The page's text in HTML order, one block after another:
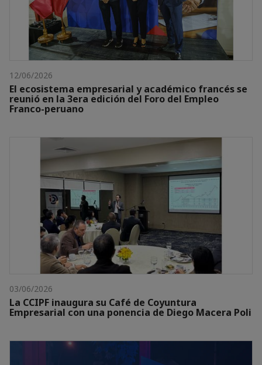
12/06/2026
El ecosistema empresarial y académico francés se
reunió en la 3era edición del Foro del Empleo
Franco-peruano
03/06/2026
La CCIPF inaugura su Café de Coyuntura
Empresarial con una ponencia de Diego Macera Poli